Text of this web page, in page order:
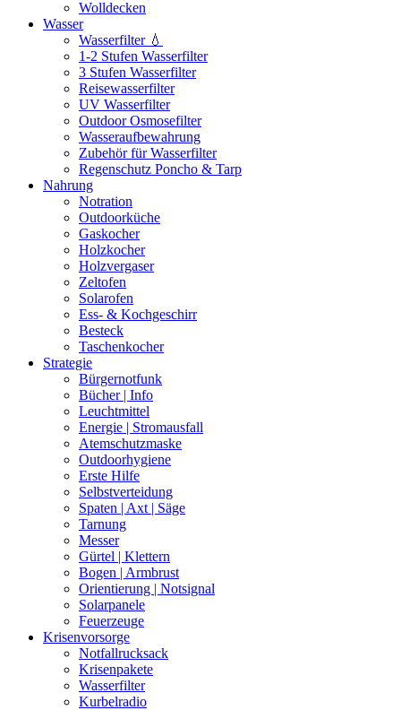
Wolldecken
Wasser
Wasserfilter 💧
1-2 Stufen Wasserfilter
3 Stufen Wasserfilter
Reisewasserfilter
UV Wasserfilter
Outdoor Osmosefilter
Wasseraufbewahrung
Zubehör für Wasserfilter
Regenschutz Poncho & Tarp
Nahrung
Notration
Outdoorküche
Gaskocher
Holzkocher
Holzvergaser
Zeltofen
Solarofen
Ess- & Kochgeschirr
Besteck
Taschenkocher
Strategie
Bürgernotfunk
Bücher | Info
Leuchtmittel
Energie | Stromausfall
Atemschutzmaske
Outdoorhygiene
Erste Hilfe
Selbstverteidung
Spaten | Axt | Säge
Tarnung
Messer
Gürtel | Klettern
Bogen | Armbrust
Orientierung | Notsignal
Solarpanele
Feuerzeuge
Krisenvorsorge
Notfallrucksack
Krisenpakete
Wasserfilter
Kurbelradio